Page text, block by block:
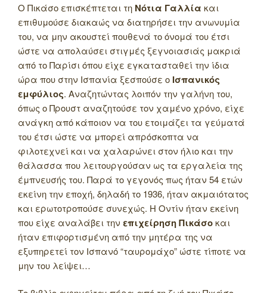
Ο Πικάσο επισκέπτεται τη Νότια Γαλλία και
επιθυμούσε διακαώς να διατηρήσει την ανωνυμία
του, να μην ακουστεί πουθενά το όνομά του έτσι
ώστε να απολαύσει στιγμές ξεγνοιασιάς μακριά
από το Παρίσι όπου είχε εγκατασταθεί την ίδια
ώρα που στην Ισπανία ξεσπούσε ο Ισπανικός
εμφύλιος. Αναζητώντας λοιπόν την γαλήνη του,
όπως ο Προυστ αναζητούσε τον χαμένο χρόνο, είχε
ανάγκη από κάποιον να του ετοιμάζει τα γεύματά
του έτσι ώστε να μπορεί απρόσκοπτα να
φιλοτεχνεί και να χαλαρώνει στον ήλιο και την
θάλασσα που λειτουργούσαν ως τα εργαλεία της
έμπνευσής του. Παρά το γεγονός πως ήταν 54 ετών
εκείνη την εποχή, δηλαδή το 1936, ήταν ακμαιότατος
και ερωτοτροπούσε συνεχώς. Η Οντίν ήταν εκείνη
που είχε αναλάβει την επιχείρηση Πικάσοκαι
ήταν επιφορτισμένη από την μητέρα της να
εξυπηρετεί τον Ισπανό “ταυρομάχο” ώστε τίποτε να
μην του λείψει…